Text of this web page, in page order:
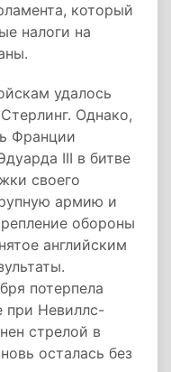
который
налоги на
удалось
Однако,
Франции
III в битве
своего
армию и
обороны
английским
потерпела
при Невиллс-
стрелой в
осталась без